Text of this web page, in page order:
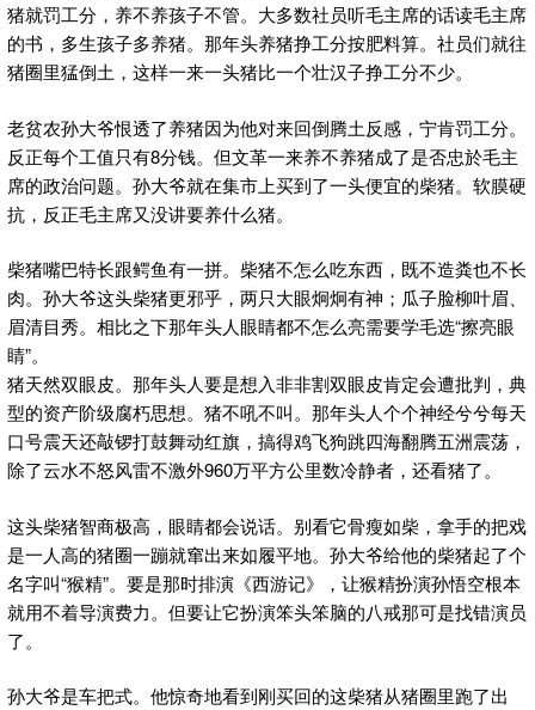
猪就罚工分，养不养孩子不管。大多数社员听毛主席的话读毛主席
的书，多生孩子多养猪。那年头养猪挣工分按肥料算。社员们就往
猪圈里猛倒土，这样一来一头猪比一个壮汉子挣工分不少。
老贫农孙大爷恨透了养猪因为他对来回倒腾土反感，宁肯罚工分。
反正每个工值只有8分钱。但文革一来养不养猪成了是否忠於毛主
席的政治问题。孙大爷就在集市上买到了一头便宜的柴猪。软膜硬
抗，反正毛主席又没讲要养什么猪。
柴猪嘴巴特长跟鳄鱼有一拼。柴猪不怎么吃东西，既不造粪也不长
肉。孙大爷这头柴猪更邪乎，两只大眼炯炯有神；瓜子脸柳叶眉、
眉清目秀。相比之下那年头人眼睛都不怎么亮需要学毛选“擦亮眼
睛”。
猪天然双眼皮。那年头人要是想入非非割双眼皮肯定会遭批判，典
型的资产阶级腐朽思想。猪不吼不叫。那年头人个个神经兮兮每天
口号震天还敲锣打鼓舞动红旗，搞得鸡飞狗跳四海翻腾五洲震荡，
除了云水不怒风雷不激外960万平方公里数冷静者，还看猪了。
这头柴猪智商极高，眼睛都会说话。别看它骨瘦如柴，拿手的把戏
是一人高的猪圈一蹦就窜出来如履平地。孙大爷给他的柴猪起了个
名字叫“猴精”。要是那时排演《西游记》，让猴精扮演孙悟空根本
就用不着导演费力。但要让它扮演笨头笨脑的八戒那可是找错演员
了。
孙大爷是车把式。他惊奇地看到刚买回的这柴猪从猪圈里跑了出